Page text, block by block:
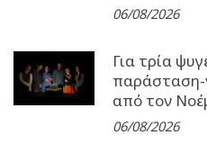
06/08/2026
Για τρία
παράσταση-
από τον
06/08/2026